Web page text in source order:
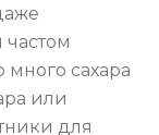
сахара
или
для